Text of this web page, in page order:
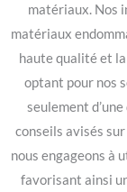
matériaux. Nos
matériaux
haute qualité et
optant pour nos
seulement
conseils avisés
nous engageons à
favorisant ainsi